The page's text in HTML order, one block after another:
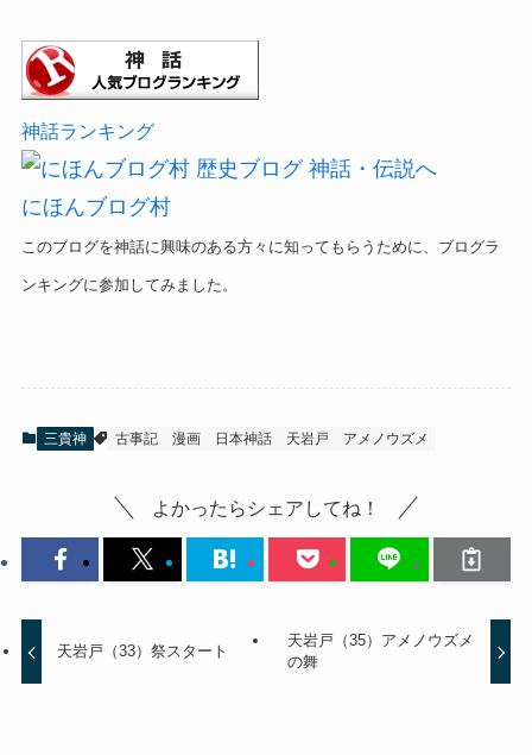
神話ランキング
にほんブログ村
このブログを神話に興味のある方々に知ってもらうために、ブログラ
ンキングに参加してみました。
三貴神 古事記 漫画 日本神話 天岩戸 アメノウズメ
よかったらシェアしてね！
天岩戸（33）祭スタート
天岩戸（35）アメノウズメ
の舞